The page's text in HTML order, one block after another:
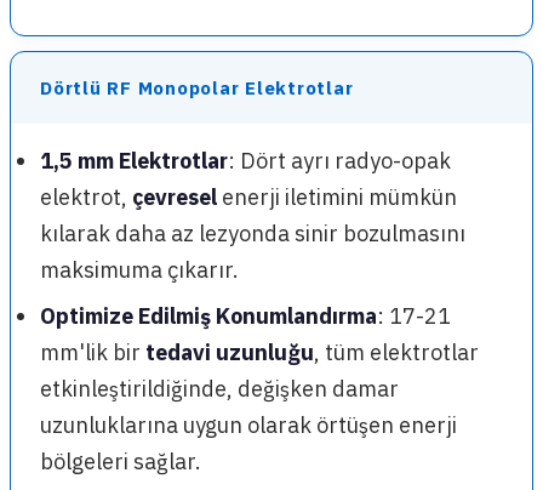
Dörtlü RF Monopolar Elektrotlar
1,5 mm Elektrotlar: Dört ayrı radyo-opak
elektrot, çevresel enerji iletimini mümkün
kılarak daha az lezyonda sinir bozulmasını
maksimuma çıkarır.
Optimize Edilmiş Konumlandırma: 17-21
mm'lik bir tedavi uzunluğu, tüm elektrotlar
etkinleştirildiğinde, değişken damar
uzunluklarına uygun olarak örtüşen enerji
bölgeleri sağlar.